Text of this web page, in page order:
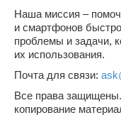
Наша миссия –
и смартфонов
проблемы и задачи,
их использования.
Почта для связи:
Все права
копирование